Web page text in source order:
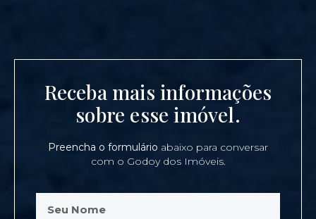
Receba mais informações
sobre esse imóvel.
Preencha o formulário abaixo para conversar
com o Godoy dos Imóveis.